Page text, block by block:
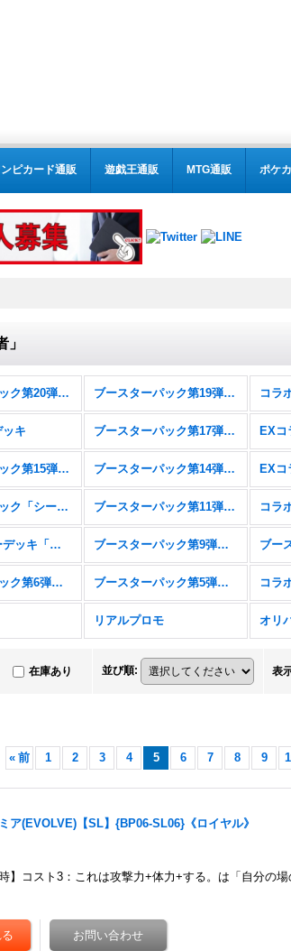
ピカード通販 遊戯王通販 MTG通販 ポケ
ブースターパック第20弾「絶傑を継ぐ者」 ブースターパック第19弾「天魔八虐」
キ ブースターパック第17弾「ConvergentDestinies/コンヴァージェント・ディスティニー」
ブースターパック第15弾「絶傑の試練」 ブースターパック第14弾「夢幻の饗宴」
スペシャルパック「シーサイド・メモリーズ」 ブースターパック第11弾「宿命の弾丸」
DXスターターデッキ「学院に咲く双華」「武なる雷鳴」 ブースターパック第9弾「光影の二重奏」
ブースターパック第6弾「絶対なる覇者」 ブースターパック第5弾「永劫なる絶傑」
リアルプロモ オリ
在庫あり 並び順: 表
« 前 1 2 3 4 5 6 7 8 9
ア(EVOLVE)【SL】{BP06-SL06}《ロイヤル》
】コスト3：これは攻撃力+体力+する。は「自分の